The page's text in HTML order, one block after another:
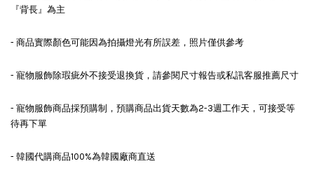
『背長』為主
- 商品實際顏色可能因為拍攝燈光有所誤差，照片僅供參考
- 寵物服飾除瑕疵外不接受退換貨，請參閱尺寸報告或私訊客服推薦尺寸
- 寵物服飾商品採預購制，預購商品出貨天數為2-3週工作天，可接受等
待再下單
- 韓國代購商品100%為韓國廠商直送